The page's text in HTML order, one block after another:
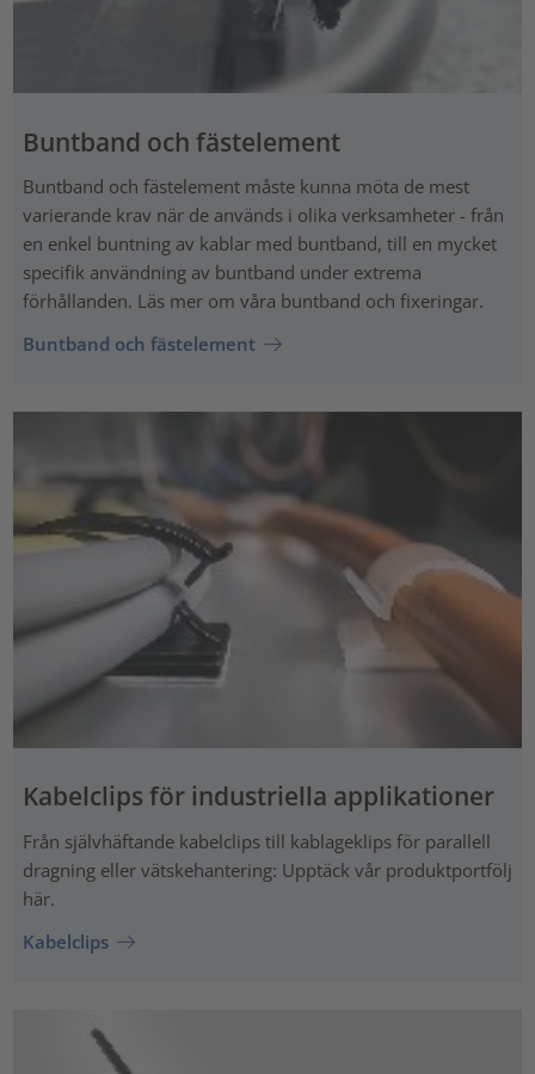
Buntband och fästelement
Buntband och fästelement måste kunna möta de mest
varierande krav när de används i olika verksamheter - från
en enkel buntning av kablar med buntband, till en mycket
specifik användning av buntband under extrema
förhållanden. Läs mer om våra buntband och fixeringar.
Buntband och fästelement
Kabelclips för industriella applikationer
Från självhäftande kabelclips till kablageklips för parallell
dragning eller vätskehantering: Upptäck vår produktportfölj
här.
Kabelclips